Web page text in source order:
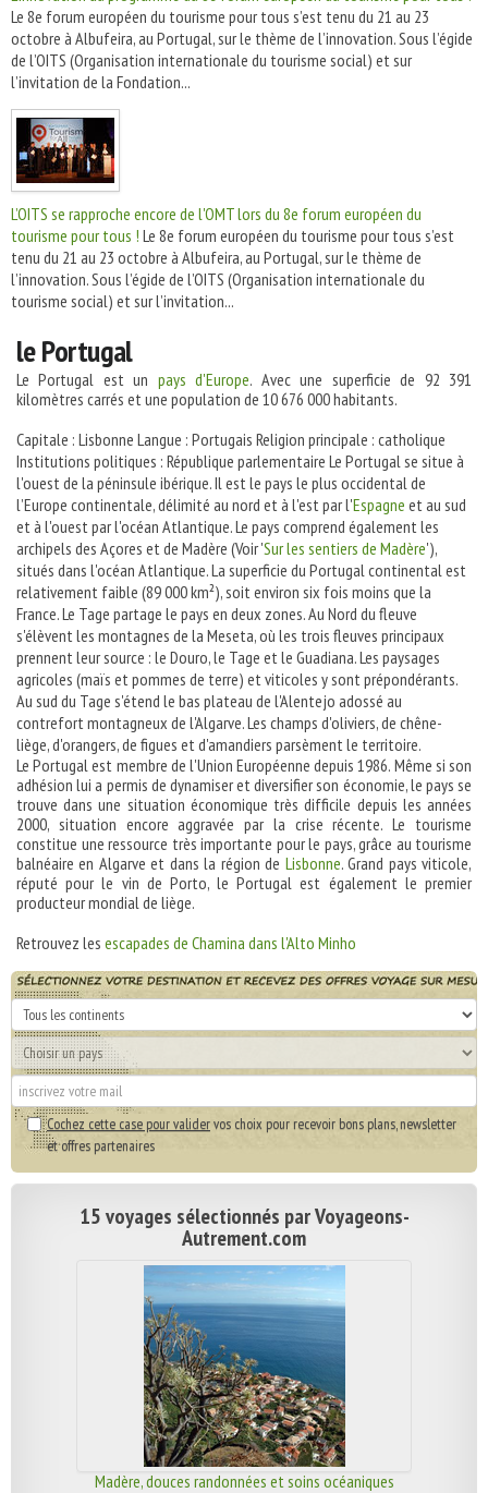
Le 8e forum européen du tourisme pour tous s’est tenu du 21 au 23
octobre à Albufeira, au Portugal, sur le thème de l’innovation. Sous l’égide
de l’OITS (Organisation internationale du tourisme social) et sur
l’invitation de la Fondation...
L’OITS se rapproche encore de l'OMT lors du 8e forum européen du
tourisme pour tous ! Le 8e forum européen du tourisme pour tous s’est
tenu du 21 au 23 octobre à Albufeira, au Portugal, sur le thème de
l’innovation. Sous l’égide de l’OITS (Organisation internationale du
tourisme social) et sur l’invitation...
le Portugal
Le Portugal est un pays d'Europe. Avec une superficie de 92 391
kilomètres carrés et une population de 10 676 000habitants.
Capitale : Lisbonne Langue : Portugais Religion principale : catholique
Institutions politiques : République parlementaire Le Portugal se situe à
l'ouest de la péninsule ibérique. Il est le pays le plus occidental de
l’Europe continentale, délimité au nord et à l'est par l'Espagne et au sud
et à l'ouest par l'océan Atlantique. Le pays comprend également les
archipels des Açores et de Madère (Voir 'Sur les sentiers de Madère'),
situés dans l'océan Atlantique. La superficie du Portugal continental est
relativement faible (89 000 km²), soit environ six fois moins que la
France. Le Tage partage le pays en deux zones. Au Nord du fleuve
s'élèvent les montagnes de la Meseta, où les trois fleuves principaux
prennent leur source : le Douro, le Tage et le Guadiana. Les paysages
agricoles (maïs et pommes de terre) et viticoles y sont prépondérants.
Au sud du Tage s'étend le bas plateau de l'Alentejo adossé au
contrefort montagneux de l'Algarve. Les champs d'oliviers, de chêne-
liège, d'orangers, de figues et d'amandiers parsèment le territoire.
Le Portugal est membre de l'Union Européenne depuis 1986. Même si son
adhésion lui a permis de dynamiser et diversifier son économie, le pays se
trouve dans une situation économique très difficile depuis les années
2000, situation encore aggravée par la crise récente. Le tourisme
constitue une ressource très importante pour le pays, grâce au tourisme
balnéaire en Algarve et dans la région de Lisbonne. Grand pays viticole,
réputé pour le vin de Porto, le Portugal est également le premier
producteur mondial de liège.
Retrouvez les escapades de Chamina dans l'Alto Minho
Cochez cette case pour validervos choix pour recevoir bons plans, newsletter
et offres partenaires
15 voyages sélectionnés par Voyageons-
Autrement.com
Madère, douces randonnées et soins océaniques